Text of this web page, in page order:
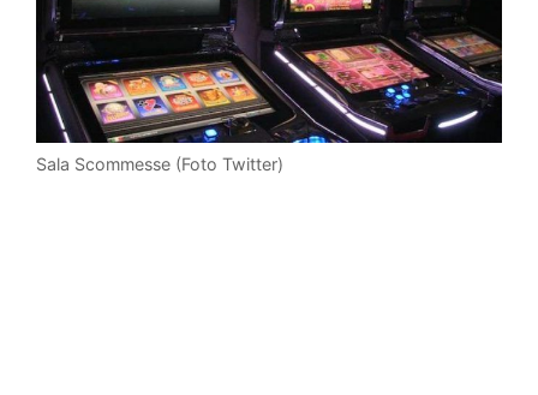
Sala Scommesse (Foto Twitter)